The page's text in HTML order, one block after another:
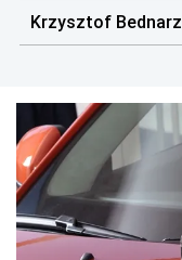
Krzysztof Bednarz